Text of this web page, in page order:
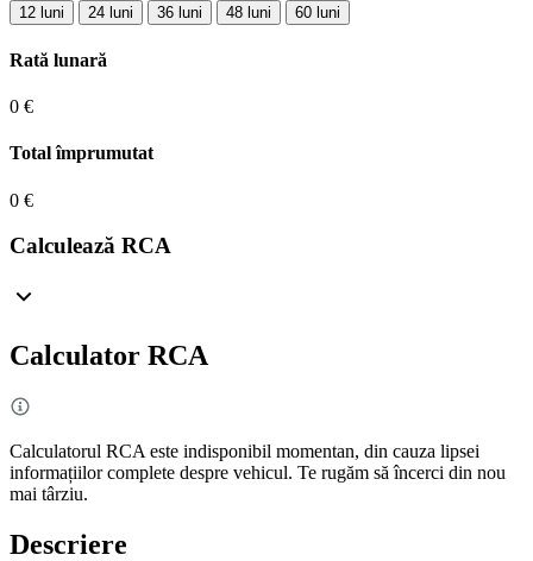
12 luni 24 luni 36 luni 48 luni 60 luni
Rată lunară
0 €
Total împrumutat
0 €
Calculează RCA
Calculator RCA
Calculatorul RCA este indisponibil momentan, din cauza lipsei
informațiilor complete despre vehicul. Te rugăm să încerci din nou
mai târziu.
Descriere